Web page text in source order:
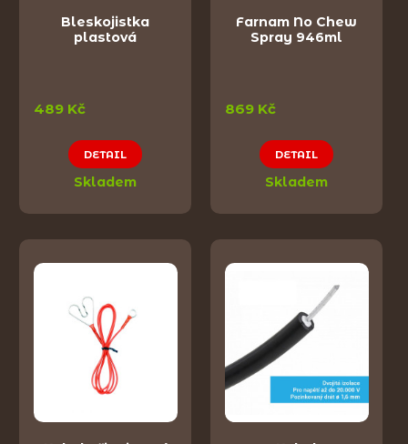
Bleskojistka
plastová
489 Kč
DETAIL
Skladem
Farnam No Chew
Spray 946ml
869 Kč
DETAIL
Skladem